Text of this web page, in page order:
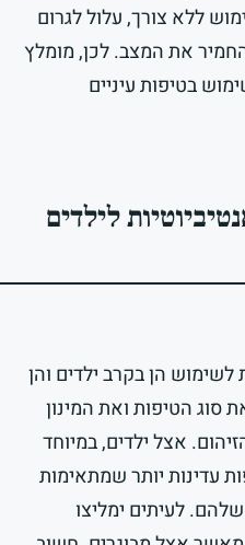
ללא צורך, עלול לגרום
את המצב. לכן, מומלץ
בטיפות עיניים
לילדים
לשימוש הן בקרב ילדים והן
סוג הטיפות ואת המינון
אצל ילדים, במיוחד
עדינות יותר שמתאימות
שלהם. לעיתים ימליצו